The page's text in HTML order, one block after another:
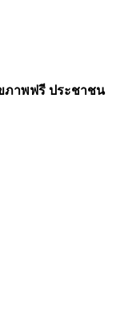
ภาพฟรี ประชาชน